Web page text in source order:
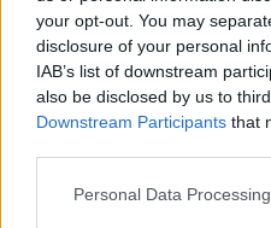
your opt-out. You may
disclosure of your personal
IAB’s list of downstream
also be disclosed by us to
Downstream Participants that
Please note that this website/
Personal Data